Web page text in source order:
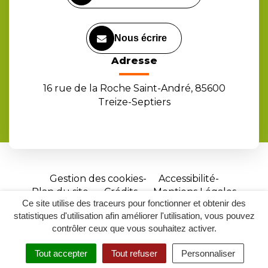
Ce site utilise des traceurs pour fonctionner et obtenir des
statistiques d'utilisation afin améliorer l'utilisation, vous pouvez
contrôler ceux que vous souhaitez activer.
Tout accepter Tout refuser Personnaliser
RECHERCHER
ACCESSIBILITÉ
Nous écrire
Adresse
16 rue de la Roche Saint-André, 85600
Treize-Septiers
Gestion des cookies
Accessibilité
Plan du site
Crédits
Mentions Légales
Site
réalisé
par
Inovagora